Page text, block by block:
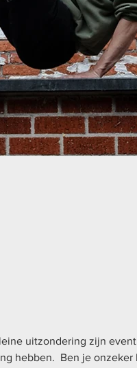
uitzondering zijn
hebben.  Ben je